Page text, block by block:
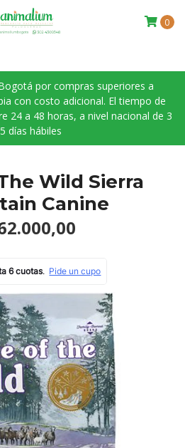
por compras superiores a
con costo adicional. El tiempo de
24 a 48 horas, a nivel nacional de 3
días hábiles
0
Wild Sierra
Canine